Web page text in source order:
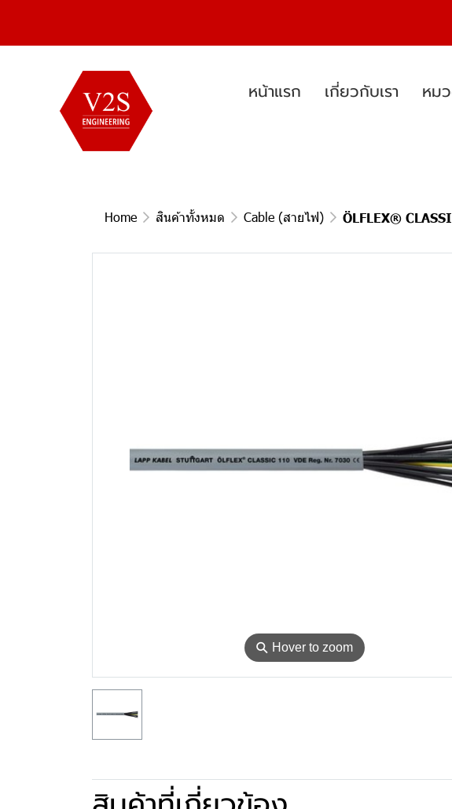
หน้าแรก เกี่ยวกับเรา หม
Home สินค้าทั้งหมด Cable (สายไฟ) ÖLFLEX®
⚲ Hover to zoom